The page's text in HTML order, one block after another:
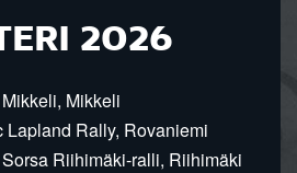
2026
Mikkeli
Rally, Rovaniemi
Riihimäki-ralli, Riihimäki